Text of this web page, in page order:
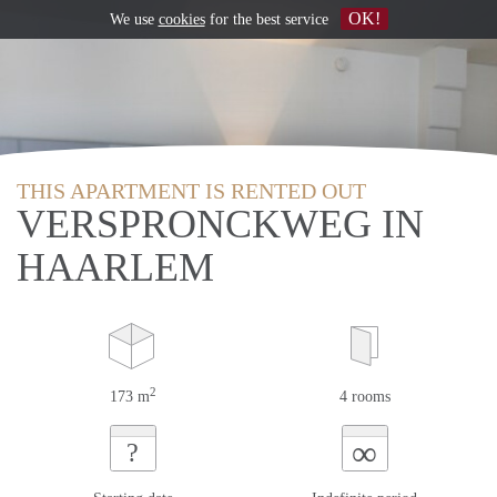
THIS APARTMENT IS RENTED OUT
VERSPRONCKWEG IN
HAARLEM
173 m2 4 rooms
? ∞
We use cookiesfor the best service OK!